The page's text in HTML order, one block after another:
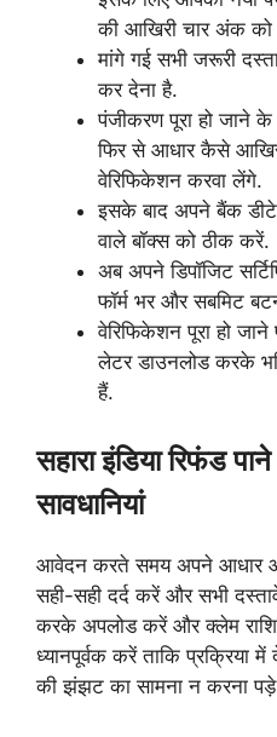
की आखिरी चार अंक को
मांगे गई सभी जरूरी
कर देना है.
पंजीकरण पूरा हो जाने
फिर से आधार कैसे
वेरिफिकेशन करवा लेंगे.
इसके बाद अपने बैंक
वाले बॉक्स को ठीक करें.
अब अपने डिपॉजिट
फॉर्म भर और सबमिट
वेरिफिकेशन पूरा हो
लेटर डाउनलोड करके
हैं.
सहारा इंडिया रिफंड
सावधानियां
आवेदन करते समय अपने आधार
सही-सही दर्द करें और सभी
करके अपलोड करें और क्लेम राशि
ध्यानपूर्वक करें ताकि प्रक्रिया
की झंझट का सामना न करना पड़े